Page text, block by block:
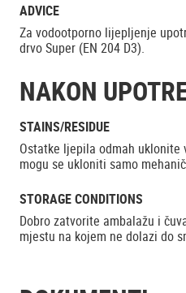
ADVICE
Za vodootporno lijepljenje
drvo Super (EN 204 D3).
NAKON
STAINS/RESIDUE
Ostatke ljepila odmah uklonite
mogu se ukloniti samo
STORAGE CONDITIONS
Dobro zatvorite ambalažu i
mjestu na kojem ne dolazi do